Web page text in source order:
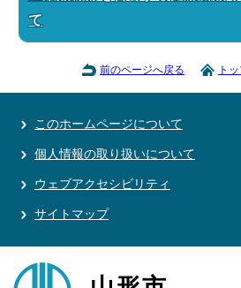
て
前のページへ戻る ト
このホームページについて
個人情報の取り扱いについて
ウェブアクセシビリティ
サイトマップ